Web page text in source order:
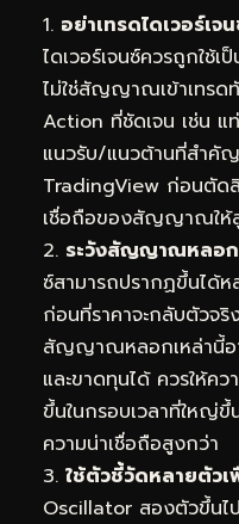
1. อย่าเทรดไดเวอร์เ
ไดเวอร์เจนซ์ควรถูกใ
ไม่ใช่สัญญาณเข้าเทร
Action ที่ชัดเจน เช่น แ
แนวรับ/แนวต้านที่สำคั
TradingView ก่อนตัดสิ
เชื่อถือของสัญญาณให้
2. ระวังสัญญาณหลอ
ซ์สามารถปรากฏขึ้นได้
ก่อนที่ราคาจะกลับตัวจริ
สัญญาณหลอกเหล่านี้อา
และขาดทุนได้ ควรให้ค
ขึ้นในกรอบเวลาที่ใหญ่
ความน่าเชื่อถือสูงกว่า
3. ใช้ตัวชี้วัดหลายตัว
Oscillator สองตัวขึ้นไ